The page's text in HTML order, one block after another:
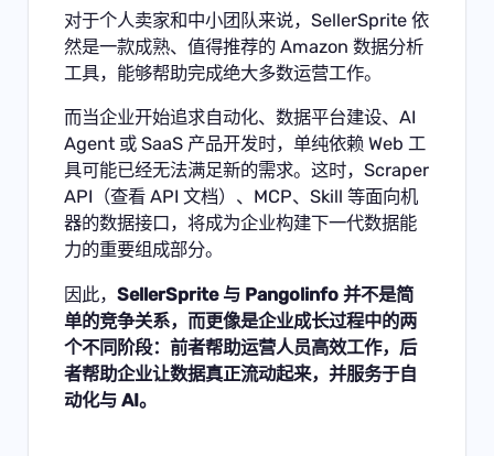
对于个人卖家和中小团队来说，SellerSprite 依
然是一款成熟、值得推荐的 Amazon 数据分析
工具，能够帮助完成绝大多数运营工作。
而当企业开始追求自动化、数据平台建设、AI
Agent 或 SaaS 产品开发时，单纯依赖 Web 工
具可能已经无法满足新的需求。这时，Scraper
API （查看 API 文档）、 MCP、Skill 等面向机
器的数据接口，将成为企业构建下一代数据能
力的重要组成部分。
因此，SellerSprite 与 Pangolinfo 并不是简
单的竞争关系，而更像是企业成长过程中的两
个不同阶段：前者帮助运营人员高效工作，后
者帮助企业让数据真正流动起来，并服务于自
动化与 AI。